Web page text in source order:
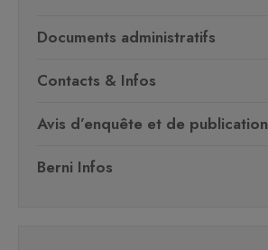
Documents administratifs
Contacts & Infos
Avis d’enquête et de publication
Berni Infos